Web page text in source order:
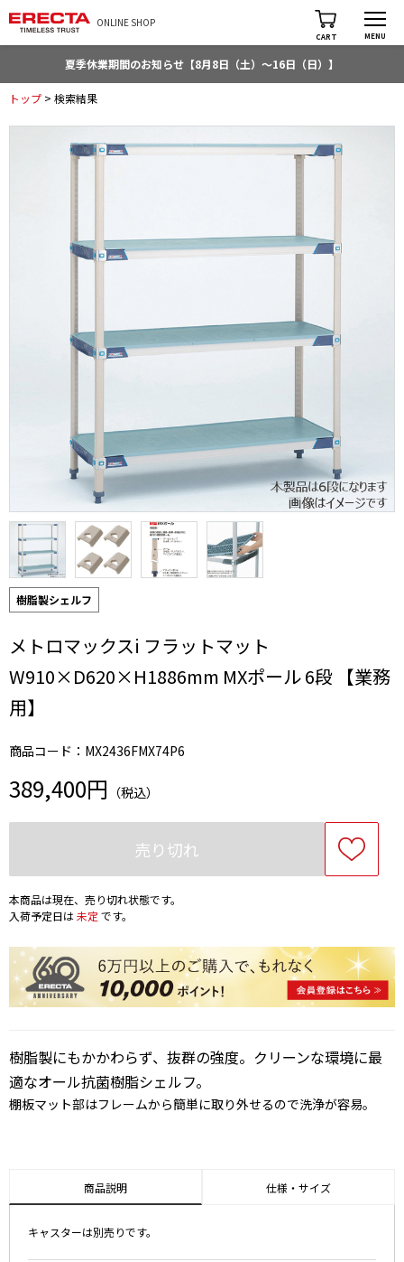
ONLINE SHOP
CART MENU
夏季休業期間のお知らせ【8月8日（土）～16日（日）】
トップ > 検索結果
樹脂製シェルフ
メトロマックスi フラットマット
W910×D620×H1886mm MXポール 6段 【業務
用】
商品コード：MX2436FMX74P6
389,400円 （税込）
売り切れ
本商品は現在、売り切れ状態です。
入荷予定日は未定 です。
樹脂製にもかかわらず、抜群の強度。クリーンな環境に最
適なオール抗菌樹脂シェルフ。
棚板マット部はフレームから簡単に取り外せるので洗浄が容易。
商品説明 仕様・サイズ
キャスターは別売りです。